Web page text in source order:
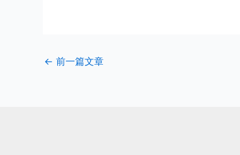
← 前一篇文章